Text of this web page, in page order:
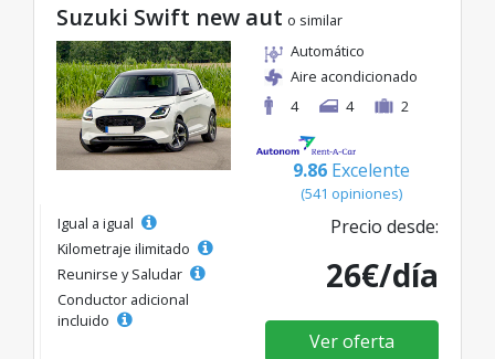
Suzuki Swift new aut o similar
Automático
Aire acondicionado
4
4 2
9.86 Excelente
(541 opiniones)
Igual a igual
Kilometraje ilimitado
Reunirse y Saludar
Conductor adicional
incluido
Precio desde:
26€/día
Ver oferta